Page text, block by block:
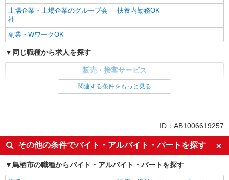
上場企業・上場企業のグループ会
社
扶養内勤務OK
副業・WワークOK
同じ職種から求人を探す
販売・接客サービス
土日祝休み
週2～3日勤務OK
上場企業・上場企業のグループ会
社
扶養内勤務OK
副業・WワークOK
関連する条件をもっと見る
ID：AB1006619257
その他の条件でバイト・アルバイト・パートを探す
鳥栖市の職種からバイト・アルバイト・パートを探す